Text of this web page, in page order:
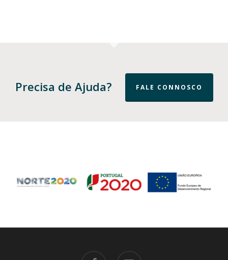
Precisa de Ajuda? FALE CONNOSCO
facebook